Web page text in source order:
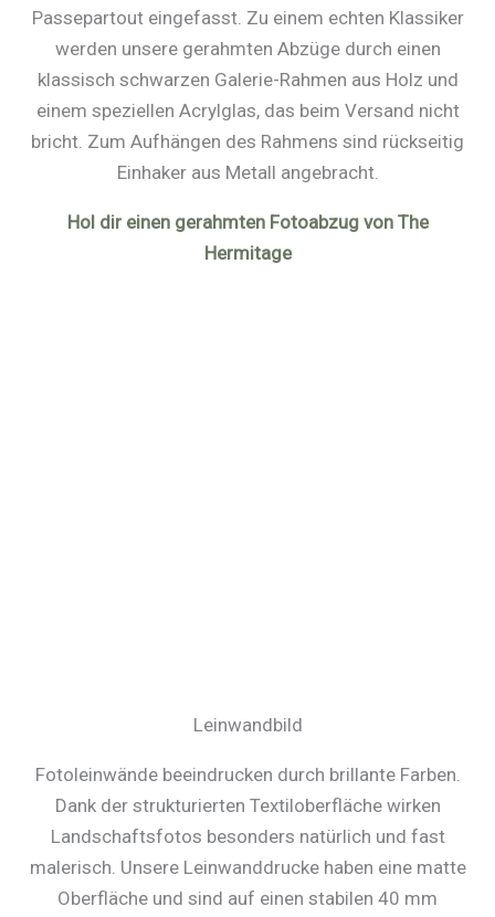
Passepartout eingefasst. Zu einem echten Klassiker
werden unsere gerahmten Abzüge durch einen
klassisch schwarzen Galerie-Rahmen aus Holz und
einem speziellen Acrylglas, das beim Versand nicht
bricht. Zum Aufhängen des Rahmens sind rückseitig
Einhaker aus Metall angebracht.
Hol dir einen gerahmten Fotoabzug von The
Hermitage
Leinwandbild
Fotoleinwände beeindrucken durch brillante Farben.
Dank der strukturierten Textiloberfläche wirken
Landschaftsfotos besonders natürlich und fast
malerisch. Unsere Leinwanddrucke haben eine matte
Oberfläche und sind auf einen stabilen 40 mm